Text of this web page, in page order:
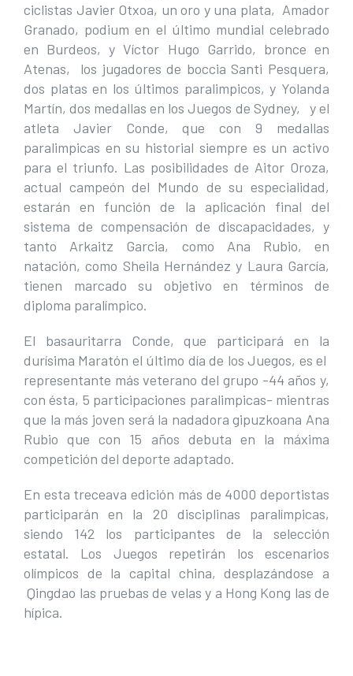
ciclistas Javier Otxoa, un oro y una plata, Amador
Granado, podium en el último mundial celebrado
en Burdeos, y Víctor Hugo Garrido, bronce en
Atenas, los jugadores de boccia Santi Pesquera,
dos platas en los últimos paralimpicos, y Yolanda
Martín, dos medallas en los Juegos de Sydney, y el
atleta Javier Conde, que con 9 medallas
paralimpicas en su historial siempre es un activo
para el triunfo. Las posibilidades de Aitor Oroza,
actual campeón del Mundo de su especialidad,
estarán en función de la aplicación final del
sistema de compensación de discapacidades, y
tanto Arkaitz Garcia, como Ana Rubio, en
natación, como Sheila Hernández y Laura García,
tienen marcado su objetivo en términos de
diploma paralímpico.
El basauritarra Conde, que participará en la
durísima Maratón el último día de los Juegos, es el
representante más veterano del grupo -44 años y,
con ésta, 5 participaciones paralimpicas- mientras
que la más joven será la nadadora gipuzkoana Ana
Rubio que con 15 años debuta en la máxima
competición del deporte adaptado.
En esta treceava edición más de 4000 deportistas
participarán en la 20 disciplinas paralímpicas,
siendo 142 los participantes de la selección
estatal. Los Juegos repetirán los escenarios
olímpicos de la capital china, desplazándose a
Qingdao las pruebas de velas y a Hong Kong las de
hípica.